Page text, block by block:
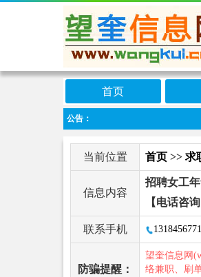
首页
公告：
当前位置 首页 >> 求
信息内容
招聘女工
【电话咨
联系手机
防骗提醒：
望奎信息网
络兼职、刷